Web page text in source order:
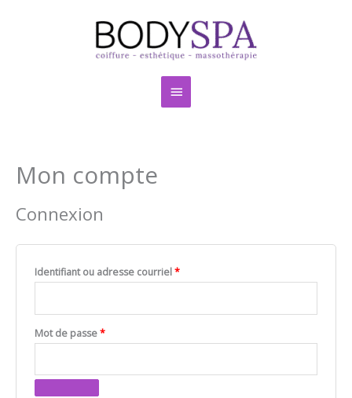
Menu
principal
Mon compte
Connexion
Identifiant ou adresse courriel*
Mot de passe*
Obligatoire
Obligatoire